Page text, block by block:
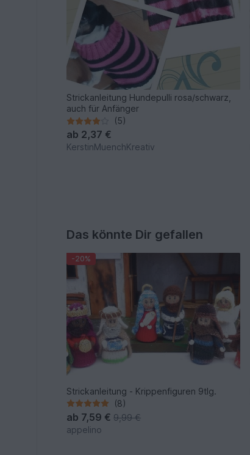
Strickanleitung Hundepulli rosa/schwarz,
auch für Anfänger
(5)
ab 2,37 €
KerstinMuenchKreativ
Das könnte Dir gefallen
-20%
Strickanleitung - Krippenfiguren 9tlg.
(8)
ab 7,59 €9,99 €
appelino